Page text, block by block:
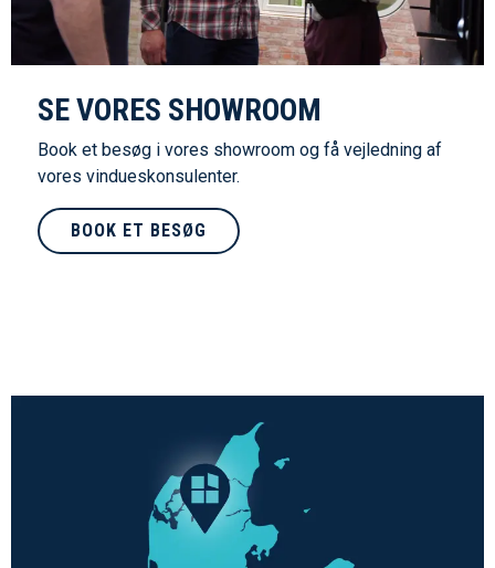
SE VORES SHOWROOM
Book et besøg i vores showroom og få vejledning af
vores vindueskonsulenter.
BOOK ET BESØG